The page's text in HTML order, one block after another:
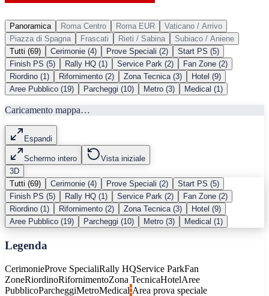
Panoramica Roma Centro Roma EUR
Vaticano / Arrivo
Piazza di Spagna
Frascati Rieti / Sabina
Subiaco / Aniene
Tutti (69) Cerimonie (4) Prove Speciali (2) Start PS (5)
Finish PS (5) Rally HQ (1) Service Park (2) Fan Zone (2)
Riordino (1) Rifornimento (2) Zona Tecnica(3) Hotel (9)
Aree Pubblico (19) Parcheggi (10) Metro (3) Medical (1)
Caricamento mappa…
Espandi
Schermo intero
Vista iniziale
3D
Tutti (69) Cerimonie (4) Prove Speciali (2) Start PS (5)
Finish PS (5) Rally HQ (1) Service Park (2) Fan Zone (2)
Riordino (1) Rifornimento (2) Zona Tecnica(3) Hotel (9)
Aree Pubblico (19) Parcheggi (10) Metro (3) Medical (1)
Legenda
CerimonieProve SpecialiRally HQService ParkFan
ZoneRiordinoRifornimentoZona TecnicaHotelAree
PubblicoParcheggiMetroMedical Area prova speciale